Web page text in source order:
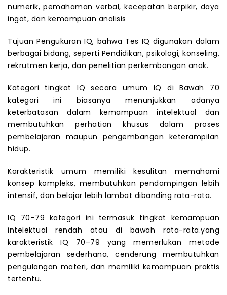
numerik, pemahaman verbal, kecepatan berpikir, daya
ingat, dan kemampuan analisis
Tujuan Pengukuran IQ, bahwa Tes IQ digunakan dalam
berbagai bidang, seperti Pendidikan, psikologi, konseling,
rekrutmen kerja, dan penelitian perkembangan anak.
Kategori tingkat IQ secara umum IQ di Bawah 70
kategori ini biasanya menunjukkan adanya
keterbatasan dalam kemampuan intelektual dan
membutuhkan perhatian khusus dalam proses
pembelajaran maupun pengembangan keterampilan
hidup.
Karakteristik umum memiliki kesulitan memahami
konsep kompleks, membutuhkan pendampingan lebih
intensif, dan belajar lebih lambat dibanding rata-rata.
IQ 70–79 kategori ini termasuk tingkat kemampuan
intelektual rendah atau di bawah rata-rata.yang
karakteristik IQ 70–79 yang memerlukan metode
pembelajaran sederhana, cenderung membutuhkan
pengulangan materi, dan memiliki kemampuan praktis
tertentu.